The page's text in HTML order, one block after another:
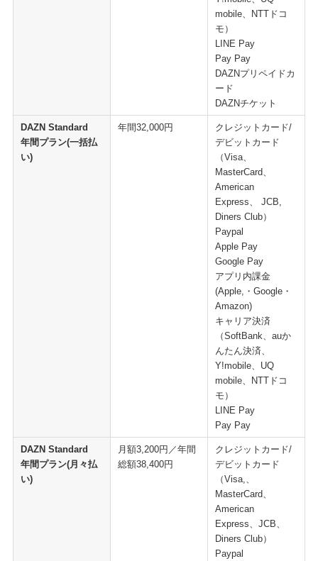
mobile、NTTドコ
モ）
LINE Pay
Pay Pay
DAZNプリペイドカ
ード
DAZNチケット
DAZN Standard
年間プラン(一括払
い)
年間32,000円
クレジットカード/
デビットカード
（Visa、
MasterCard、
American
Express、 JCB,
Diners Club）
Paypal
Apple Pay
Google Pay
アプリ内課金
(Apple,・Google・
Amazon)
​キャリア決済
（SoftBank、auか
んたん決済、
Y!mobile、UQ
mobile、NTTドコ
モ）
LINE Pay
Pay Pay
DAZN Standard
年間プラン(月々払
い)
月額3,200円／年間
総額38,400円
クレジットカード/
デビットカード
（Visa,、
MasterCard、
American
Express、JCB、
Diners Club）
Paypal